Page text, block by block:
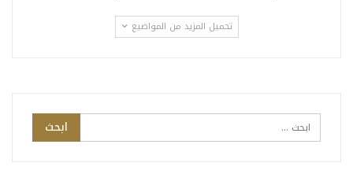
تحميل المزيد من المواضيع